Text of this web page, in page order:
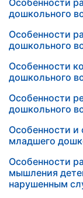
Особенности
дошкольного
Особенности
дошкольного
Особенности
дошкольного
Особенности
дошкольного
Особенности и
младшего
Особенности
мышления
нарушенным